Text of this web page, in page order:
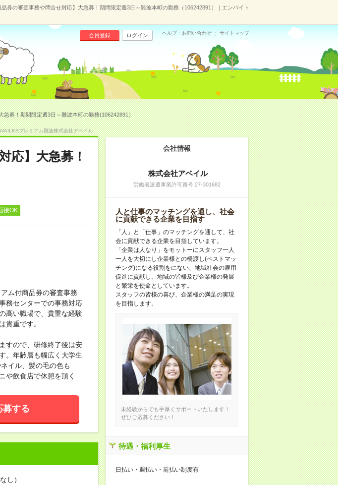
品券の審査事務や問合せ対応】大急募！期間限定週3日～難波本町の勤務（106242891）｜エンバイト
会員登録 ログイン ヘルプ・お問い合わせ サイトマップ
募！期間限定週3日～難波本町の勤務(106242891）
プレミアム難波株式会社アベイル
応】大急募！
接OK
ム付商品券の審査事務
務センターでの事務対応
高い職場で、貴重な経験
貴重です。
すので、研修終了後は安
。年齢層も幅広く大学生
イル、髪の毛の色も
や飲食店で休憩を頂く
募する
し）
会社情報
株式会社アベイル
労働者派遣事業許可番号:27-301682
人と仕事のマッチングを通し、社会
に貢献できる企業を目指す
「人」と「仕事」のマッチングを通して、社
会に貢献できる企業を目指しています。
「企業は人なり」をモットーにスタッフ一人
一人を大切にし企業様との橋渡し(ベストマッ
チング)になる役割をにない、地域社会の雇用
促進に貢献し、地域の皆様及び企業様の発展
と繁栄を使命としています。
スタッフの皆様の喜び、企業様の満足の実現
を目指します。
未経験からでも手厚くサポートいたします！
ぜひご応募ください！
待遇・福利厚生
日払い・週払い・前払い制度有